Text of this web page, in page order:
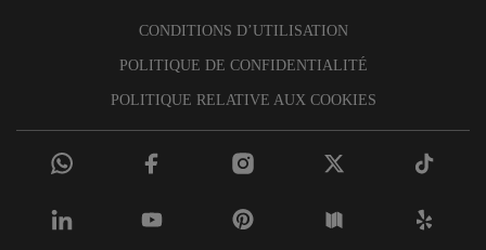
CONDITIONS D’UTILISATION
POLITIQUE DE CONFIDENTIALITÉ
POLITIQUE RELATIVE AUX COOKIES